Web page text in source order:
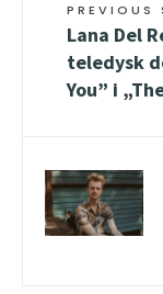
PREVIOUS
Lana Del
teledysk
You” i